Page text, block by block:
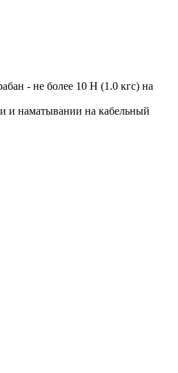
- не более 10 Н (1.0 кгс) на
и наматывании на кабельный